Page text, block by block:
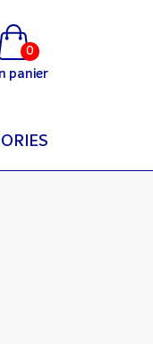
panier
0